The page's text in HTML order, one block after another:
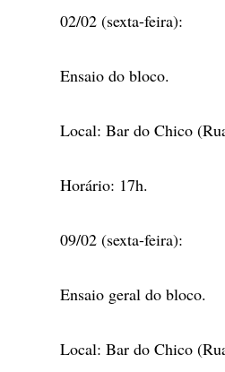
02/02 (sexta-feira):
Ensaio do bloco.
Local: Bar do Chico
Horário: 17h.
09/02 (sexta-feira):
Ensaio geral do bloco.
Local: Bar do Chico